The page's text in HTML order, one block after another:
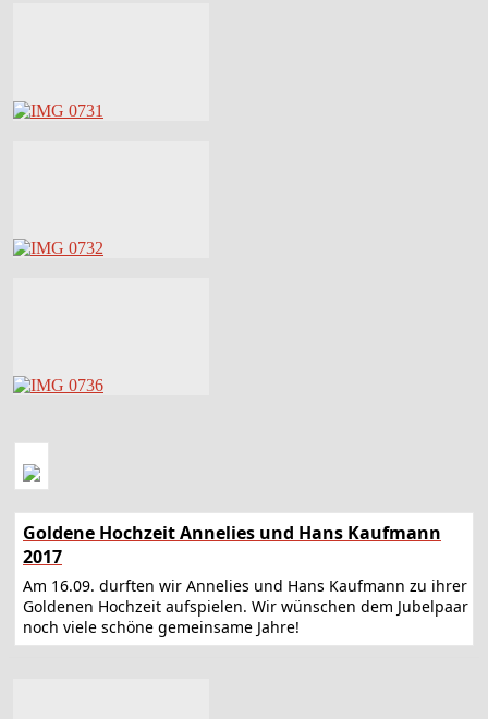
Goldene Hochzeit Annelies und Hans Kaufmann
2017
Am 16.09. durften wir Annelies und Hans Kaufmann zu ihrer
Goldenen Hochzeit aufspielen. Wir wünschen dem Jubelpaar
noch viele schöne gemeinsame Jahre!